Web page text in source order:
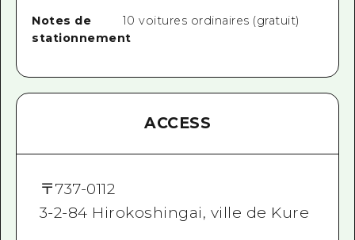
Notes de
stationnement
10 voitures ordinaires (gratuit)
ACCESS
〒737-0112
3-2-84 Hirokoshingai, ville de Kure